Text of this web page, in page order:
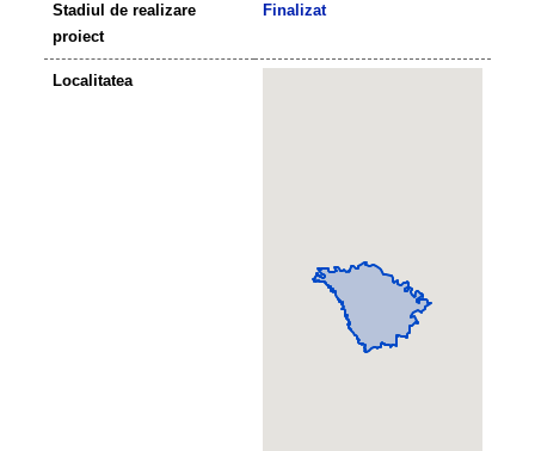
Stadiul de realizare
proiect
Finalizat
Localitatea